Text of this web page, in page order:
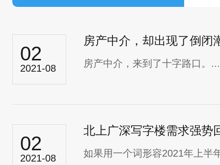
02
2021-08
房产中介，却出现了倒闭
房产中介，来到了十字路口。...
02
2021-08
北上广深写字楼需求强势
如果用一个词形容2021年上半